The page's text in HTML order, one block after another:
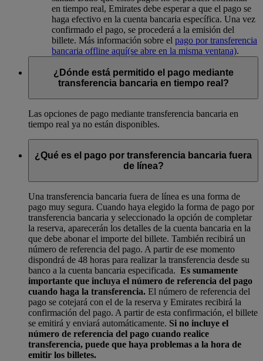
en tiempo real, Emirates debe esperar a que el pago se
haga efectivo en la cuenta bancaria específica. Una vez
confirmado el pago, se procederá a la emisión del
billete. Más información sobre el pago por transferencia
bancaria offline aquí(se abre en la misma ventana).
¿Dónde está permitido el pago mediante
transferencia bancaria en tiempo real?
Las opciones de pago mediante transferencia bancaria en
tiempo real ya no están disponibles.
¿Qué es el pago por transferencia bancaria fuera
de línea?
Una transferencia bancaria fuera de línea es una forma de
pago muy segura. Cuando haya elegido la forma de pago por
transferencia bancaria y seleccionado la opción de completar
la reserva, aparecerán los detalles de la cuenta bancaria en la
que debe abonar el importe del billete. También recibirá un
número de referencia del pago. A partir de ese momento
dispondrá de 48 horas para realizar la transferencia desde su
banco a la cuenta bancaria especificada. Es sumamente
importante que incluya el número de referencia del pago
cuando haga la transferencia. El número de referencia del
pago se cotejará con el de la reserva y Emirates recibirá la
confirmación del pago. A partir de esta confirmación, el billete
se emitirá y enviará automáticamente. Si no incluye el
número de referencia del pago cuando realice
transferencia, puede que haya problemas a la hora de
emitir los billetes.